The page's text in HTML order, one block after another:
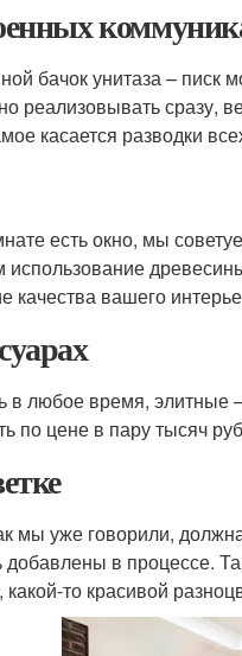
бачок унитаза – писк
реализовывать сразу,
касается разводки
есть окно, мы
использование
качества вашего
в любое время, элитные
по цене в пару тысяч
мы уже говорили,
добавлены в процессе.
то красивой